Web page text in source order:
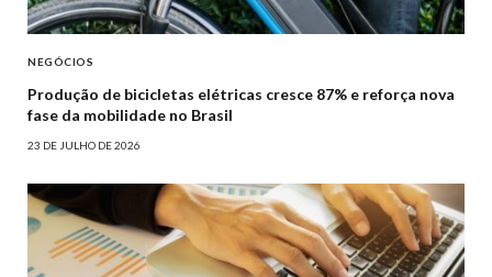
NEGÓCIOS
Produção de bicicletas elétricas cresce 87% e reforça nova
fase da mobilidade no Brasil
23 DE JULHO DE 2026